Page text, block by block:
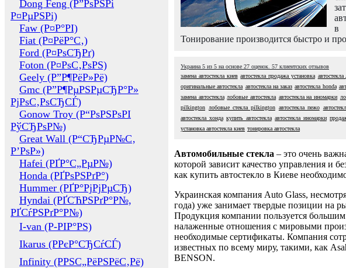
Dong Feng (Р”РѕРЅРі
Р¤РµРЅРі)
Faw (Р¤Р°РІ)
Fiat (Р¤РёР°С‚)
Ford (Р¤РѕСЂРґ)
Foton (Р¤РѕС‚РѕРЅ)
Geely (Р”Р¶РёР»Рё)
Gmc (Р”Р¶РµРЅРµСЂР°Р»
РјРѕС‚РѕСЂСЃ)
Gonow Troy (Р“РѕРЅРѕРІ
РўСЂРѕР№)
Great Wall (Р“СЂРµР№С‚
Р’РѕР»)
Hafei (РҐР°С„РµР№)
Honda (РҐРѕРЅРґР°)
Hummer (РҐР°РјРјРµСЂ)
Hyndai (РҐСЋРЅРґР°Р№,
РҐСѓРЅРґР°Р№)
I-van (Р-РІР°РЅ)
Ikarus (РРєР°СЂСѓСЃ)
Infinity (РРЅС„РёРЅРёС‚Рё)
в
Тонирование производится быстро и
Украина 5 из 5 на основе 27 оценок. 57 клиентских отзывов
замена автостекла киев автостекла продажа установка
оригинальные автостекла автостекла на заказ автостекла honda
замена автостекла лобовые автостекла автостекла на иномарки
pilkington
лобовые стекла pilkington автостекла пежо
автостекла хонда купить автостекла автостекла иномарки
установка автостекла киев тонировка автостекла
Автомобильные стекла – это очень
которой зависит качество управления и
как купить автостекло в Киеве
Украинская компания Auto Glass,
года) уже занимает твердые позиции на
Продукция компании пользуется
налаженные отношения с мировыми
необходимые сертификаты. Компания
известных по всему миру, такими, как
BENSON.